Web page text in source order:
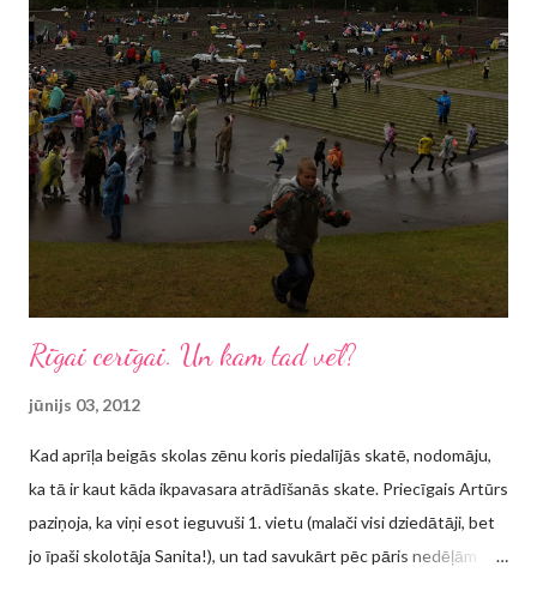
tātad esmu". Šis lakoniskais teikums izsaka arī visu grāmatas
būtību, tomēr pēc izlasīšanas vēl gribas pakavēties Murakami
vēstījuma varā. Uzdrošināšos apgalvot, ka Haruki Murakami
lasītāji ir sadalījušies divās daļās: tie, kuri kāri tver katru jaunu šī
rakstnieka darbu vai pat pārlasa reiz jau lasīto, un tie, kuri reiz ir
kādu darbu lasījuši, bet nav "ielasī...
Rīgai cerīgai. Un kam tad vēl?
jūnijs 03, 2012
Kad aprīļa beigās skolas zēnu koris piedalījās skatē, nodomāju,
ka tā ir kaut kāda ikpavasara atrādīšanās skate. Priecīgais Artūrs
paziņoja, ka viņi esot ieguvuši 1. vietu (malači visi dziedātāji, bet
jo īpaši skolotāja Sanita!), un tad savukārt pēc pāris nedēļām